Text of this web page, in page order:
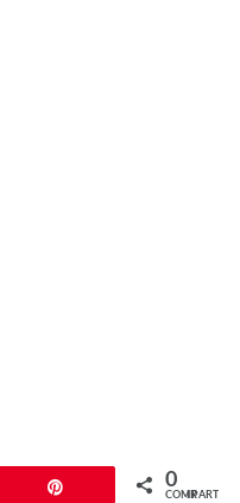
0
COMPARTIR